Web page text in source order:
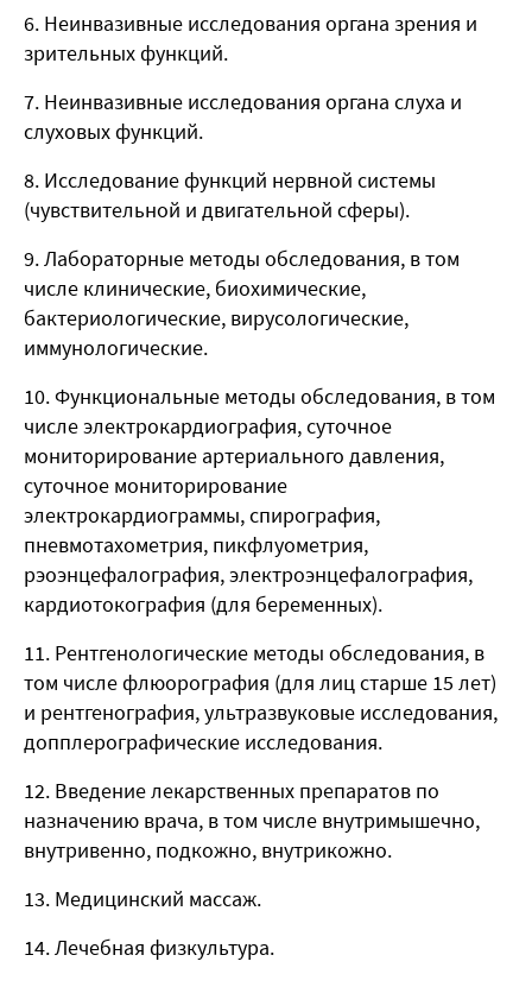
6. Неинвазивные исследования органа зрения и
зрительных функций.
7. Неинвазивные исследования органа слуха и
слуховых функций.
8. Исследование функций нервной системы
(чувствительной и двигательной сферы).
9. Лабораторные методы обследования, в том
числе клинические, биохимические,
бактериологические, вирусологические,
иммунологические.
10. Функциональные методы обследования, в том
числе электрокардиография, суточное
мониторирование артериального давления,
суточное мониторирование
электрокардиограммы, спирография,
пневмотахометрия, пикфлуометрия,
рэоэнцефалография, электроэнцефалография,
кардиотокография (для беременных).
11. Рентгенологические методы обследования, в
том числе флюорография (для лиц старше 15 лет)
и рентгенография, ультразвуковые исследования,
допплерографические исследования.
12. Введение лекарственных препаратов по
назначению врача, в том числе внутримышечно,
внутривенно, подкожно, внутрикожно.
13. Медицинский массаж.
14. Лечебная физкультура.